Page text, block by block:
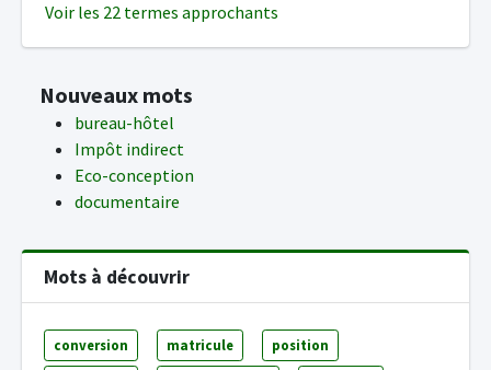
Voir les 22 termes approchants
Nouveaux mots
bureau-hôtel
Impôt indirect
Eco-conception
documentaire
Mots à découvrir
conversion matricule position